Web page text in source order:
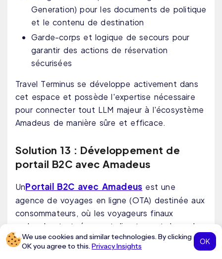
We use cookies and similar technologies. By clicking
OK you agree to this.Privacy Insights
OK
Generation) pour les documents de politique
et le contenu de destination
Garde-corps et logique de secours pour
garantir des actions de réservation
sécurisées
Travel Terminus se développe activement dans
cet espace et possède l'expertise nécessaire
pour connecter tout LLM majeur à l'écosystème
Amadeus de manière sûre et efficace.
Solution 13 : Développement de
portail B2C avec Amadeus
UnPortail B2C avec Amadeus est une
agence de voyages en ligne (OTA) destinée aux
consommateurs, où les voyageurs finaux
recherchent et réservent directement des vols,
des hôtels, des voitures et des services
auxiliaires. Il s’agit du type de portail de voyage